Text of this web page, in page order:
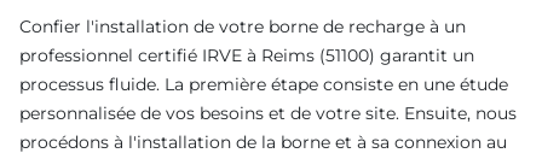
Confier l'installation de votre borne de recharge à un
professionnel certifié IRVE à Reims (51100) garantit un
processus fluide. La première étape consiste en une étude
personnalisée de vos besoins et de votre site. Ensuite, nous
procédons à l'installation de la borne et à sa connexion au